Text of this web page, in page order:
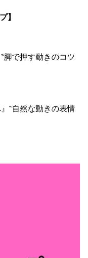
】
脚で押す動きのコツ
“自然な動きの表情